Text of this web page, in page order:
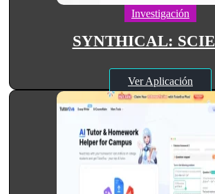
Investigación
SYNTHICAL:
Ver Aplicación